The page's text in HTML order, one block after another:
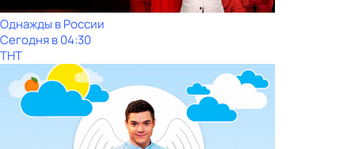
Однажды в России
Сегодня в 04:30
ТНТ